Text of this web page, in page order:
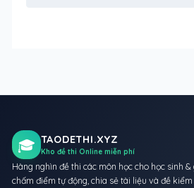
🎓 TAODETHI.XYZ
Kho đề thi Online miễn phí
Hàng nghìn đề thi các môn học cho học sinh
chấm điểm tự động, chia sẻ tài liệu và đề